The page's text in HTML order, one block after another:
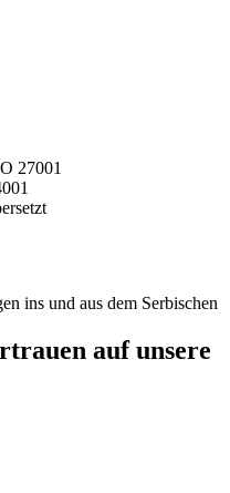
27001
ins und aus dem Serbischen
auf unsere